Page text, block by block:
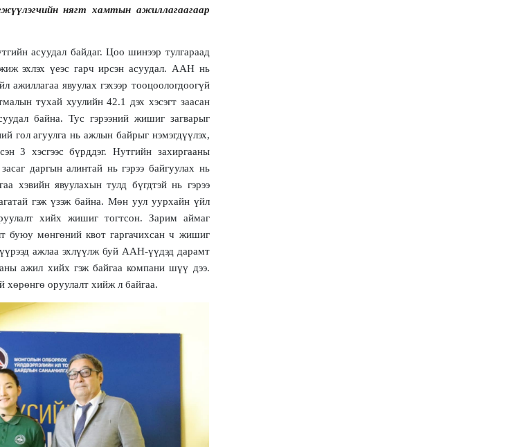
нягт хамтын ажиллагаагаар
асуудал байдаг. Цоо шинээр тулгараад
эхлэх үеэс гарч ирсэн асуудал. ААН нь
ажиллагаа явуулах гэхээр тооцоологдоогүй
тухай хуулийн 42.1 дэх хэсэгт заасан
байна. Тус гэрээний жишиг загварыг
гол агуулга нь ажлын байрыг нэмэгдүүлэх,
3 хэсгээс бүрддэг. Нутгийн захиргааны
даргын алинтай нь гэрээ байгуулах нь
хэвийн явуулахын тулд бүгдтэй нь гэрээ
гэж үзэж байна. Мөн уул уурхайн үйл
хийх жишиг тогтсон. Зарим аймаг
буюу мөнгөний квот гаргачихсан ч жишиг
ажлаа эхлүүлж буй ААН-үүдэд дарамт
ажил хийх гэж байгаа компани шүү дээ.
хөрөнгө оруулалт хийж л байгаа.